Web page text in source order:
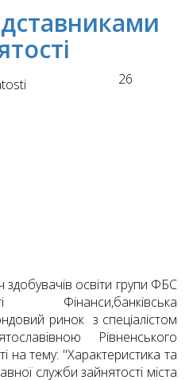
26
здобувачів освіти групи ФБС
ринок з спеціалістом
Рівненського
на тему: "Характеристика та
служби зайнятості міста